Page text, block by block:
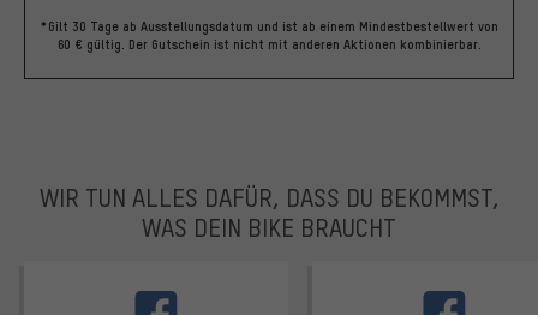
*Gilt 30 Tage ab Ausstellungsdatum und ist ab einem Mindestbestellwert von
60 € gültig. Der Gutschein ist nicht mit anderen Aktionen kombinierbar.
WIR TUN ALLES DAFÜR, DASS DU BEKOMMST,
WAS DEIN BIKE BRAUCHT